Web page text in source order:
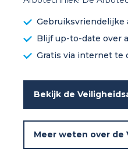
Gebruiksvriendelijke
Blijf up-to-date over
Gratis via internet te
Bekijk de
Meer weten over de